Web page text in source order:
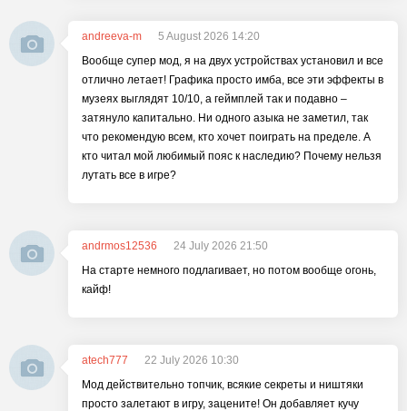
andreeva-m
5 August 2026 14:20
Вообще супер мод, я на двух устройствах установил и все
отлично летает! Графика просто имба, все эти эффекты в
музеях выглядят 10/10, а геймплей так и подавно –
затянуло капитально. Ни одного азыка не заметил, так
что рекомендую всем, кто хочет поиграть на пределе. А
кто читал мой любимый пояс к наследию? Почему нельзя
лутать все в игре?
andrmos12536
24 July 2026 21:50
На старте немного подлагивает, но потом вообще огонь,
кайф!
atech777
22 July 2026 10:30
Мод действительно топчик, всякие секреты и ништяки
просто залетают в игру, зацените! Он добавляет кучу